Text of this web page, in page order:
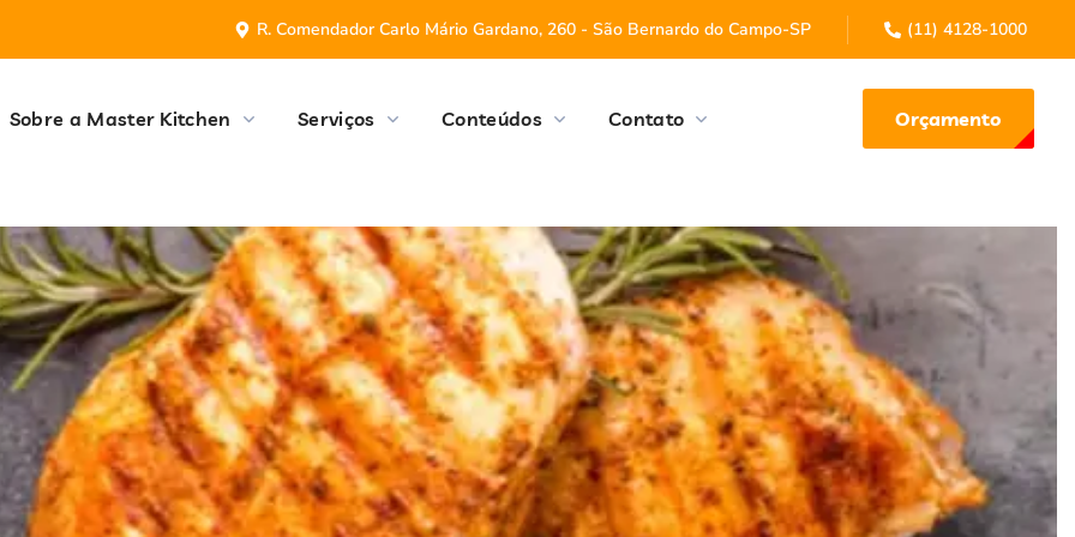
R. Comendador Carlo Mário Gardano, 260 - São Bernardo do Campo-SP (11) 4128-1000
Sobre a Master Kitchen Serviços Conteúdos Contato Orçamento